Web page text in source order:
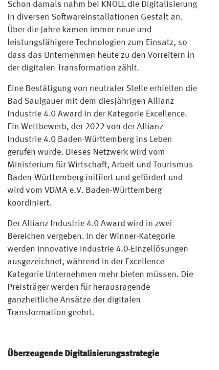
Schon damals nahm bei KNOLL die Digitalisierung
in diversen Softwareinstallationen Gestalt an.
Über die Jahre kamen immer neue und
leistungsfähigere Technologien zum Einsatz, so
dass das Unternehmen heute zu den Vorreitern in
der digitalen Transformation zählt.
Eine Bestätigung von neutraler Stelle erhielten die
Bad Saulgauer mit dem diesjährigen Allianz
Industrie 4.0 Award in der Kategorie Excellence.
Ein Wettbewerb, der 2022 von der Allianz
Industrie 4.0 Baden-Württemberg ins Leben
gerufen wurde. Dieses Netzwerk wird vom
Ministerium für Wirtschaft, Arbeit und Tourismus
Baden-Württemberg initiiert und gefördert und
wird vom VDMA e.V. Baden-Württemberg
koordiniert.
Der Allianz Industrie 4.0 Award wird in zwei
Bereichen vergeben. In der Winner-Kategorie
werden innovative Industrie 4.0-Einzellösungen
ausgezeichnet, während in der Excellence-
Kategorie Unternehmen mehr bieten müssen. Die
Preisträger werden für herausragende
ganzheitliche Ansätze der digitalen
Transformation geehrt.
Überzeugende Digitalisierungsstrategie